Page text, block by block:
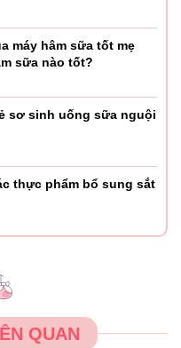
máy hâm sữa tốt mẹ
sữa nào tốt?
sơ sinh uống sữa nguội
thực phẩm bổ sung sắt
QUAN